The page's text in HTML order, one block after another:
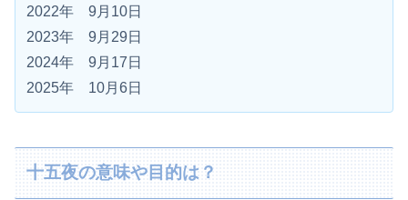
2022年 9月10日
2023年 9月29日
2024年 9月17日
2025年 10月6日
十五夜の意味や目的は？